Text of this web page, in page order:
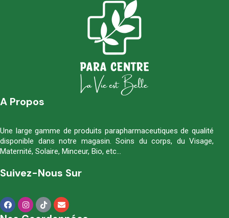
A Propos
Une large gamme de produits parapharmaceutiques de qualité
disponible dans notre magasin. Soins du corps, du Visage,
Maternité, Solaire, Minceur, Bio, etc…
Suivez-Nous Sur